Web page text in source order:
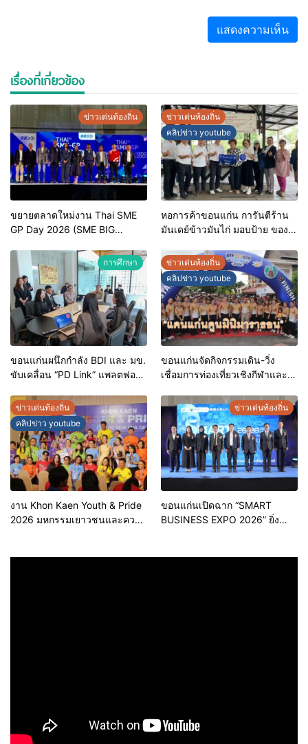
เรื่องที่เกี่ยวข้อง
ข่าวเด่นท้องถิ่น
ขยายตลาดใหม่งาน Thai SME
GP Day 2026 (SME BIG
ข่าวเด่นท้องถิ่น
คลิปข่าว youtube
หอการค้าขอนแก่น การันตีร้าน
มันเดย์ข้าวมันไก่ มอบป้าย ของดี
ประกอบการคุณภาพ ยกระดับ
มาตรฐาน สร้างความเชื่อมั่นให้ผู้
บริโภค
การศึกษา
ขอนแก่นผนึกกำลัง BDI และ มข.
ขับเคลื่อน “PD Link” แพลตฟอร์ม
บริหารงานบนฐานข้อมูลที่
แม่นยำและยั่งยืน
ข่าวเด่นท้องถิ่น
คลิปข่าว youtube
ขอนแก่นจัดกิจกรรมเดิน-วิ่ง
เชื่อมการท่องเที่ยวเชิงกีฬาและ
มาราธอน”
ข่าวเด่นท้องถิ่น
คลิปข่าว youtube
งาน Khon Kaen Youth & Pride
2026 มหกรรมเยาวชนและความ
ข่าวเด่นท้องถิ่น
ขอนแก่นเปิดฉาก “SMART
BUSINESS EXPO 2026” ยิ่ง